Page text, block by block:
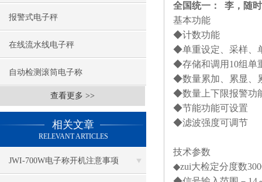
报警式电子秤
在线流水线电子秤
自动检测滚筒电子称
查看更多 >>
相关文章
RELEVANT ARTICLES
JWI-700W电子称开机注意事项
全国统一： 李，随
基本功能
◆计数功能
◆单重设定、采样、
◆存储和调用 10组单
◆数量累加、累显、
◆数量上下限报警功
◆节能功能可设置
◆滤波强度可调节
技术参数
◆zui大检定分度数